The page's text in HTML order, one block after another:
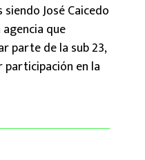
José Caicedo
que
parte de la sub 23,
participación en la